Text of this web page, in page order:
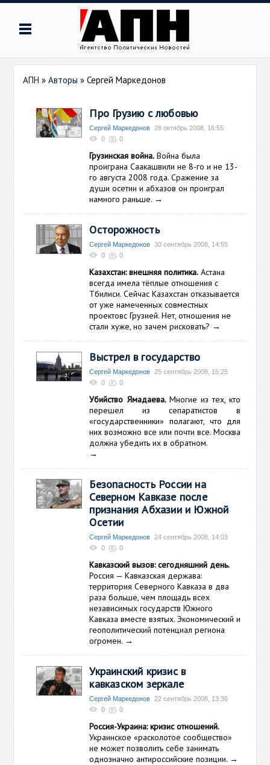
АПН »Авторы »Сергей Маркедонов
Про Грузию с любовью
Сергей Маркедонов
28 октябрь 2008, 16:55
0
0
Грузинская война. Война была
проиграна Саакашвили не 8-го и не 13-
го августа 2008 года. Сражение за
души осетин и абхазов он проиграл
намного раньше. →
Осторожность
Сергей Маркедонов
30 сентябрь 2008, 14:55
0
0
Казахстан: внешняя политика. Астана
всегда имела тёплые отношения с
Тбилиси. Сейчас Казахстан отказывается
от уже намеченных совместных
проектовс Грузией. Нет, отношения не
стали хуже, но зачем рисковать? →
Выстрел в государство
Сергей Маркедонов
25 сентябрь 2008, 15:25
0
0
Убийство Ямадаева. Многие из тех, кто
перешел из сепаратистов в
«государственники» полагают, что для
них возможно все или почти все. Москва
должна убедить их в обратном.
→
Безопасность России на
Северном Кавказе после
признания Абхазии и Южной
Осетии
Сергей Маркедонов
24 сентябрь 2008, 14:03
0
0
Кавказский вызов: сегодняшний день.
Россия — Кавказская держава:
территория Северного Кавказа в два
раза больше, чем площадь всех
независимых государств Южного
Кавказа вместе взятых. Экономический и
геополитический потенциал региона
огромен. →
Украинский кризис в
кавказском зеркале
Сергей Маркедонов
22 сентябрь 2008, 13:36
0
0
Россия-Украина: кризис отношений.
Украинское «расколотое сообщество»
не может позволить себе занимать
однозначно антироссийские позиции. →